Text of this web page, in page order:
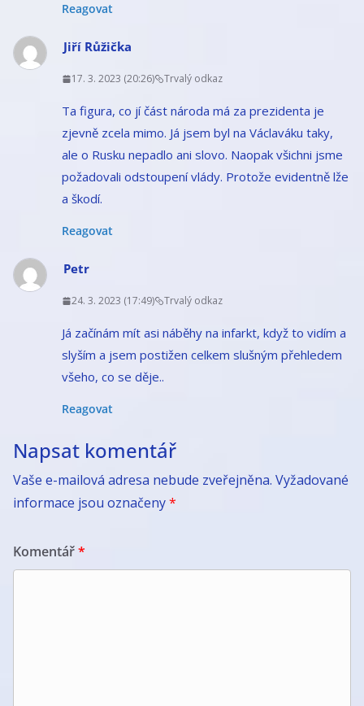
Reagovat
Jiří Růžička
17. 3. 2023 (20:26) Trvalý odkaz
Ta figura, co jí část národa má za prezidenta je
zjevně zcela mimo. Já jsem byl na Václaváku taky,
ale o Rusku nepadlo ani slovo. Naopak všichni jsme
požadovali odstoupení vlády. Protože evidentně lže
a škodí.
Reagovat
Petr
24. 3. 2023 (17:49) Trvalý odkaz
Já začínám mít asi náběhy na infarkt, když to vidím a
slyším a jsem postižen celkem slušným přehledem
všeho, co se děje..
Reagovat
Napsat komentář
Vaše e-mailová adresa nebude zveřejněna. Vyžadované
informace jsou označeny*
Komentář*